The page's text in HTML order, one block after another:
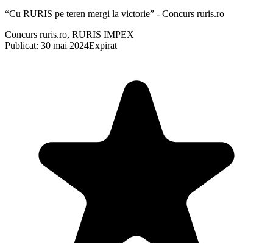
“Cu RURIS pe teren mergi la victorie” - Concurs ruris.ro
Concurs ruris.ro, RURIS IMPEX
Publicat: 30 mai 2024Expirat